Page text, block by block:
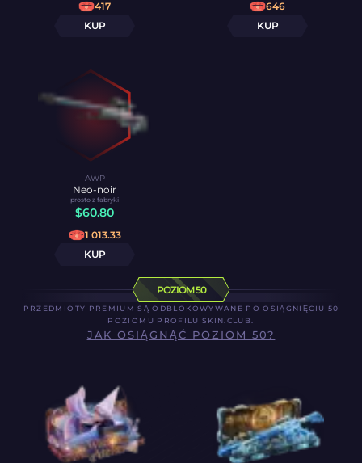
417
KUP
646
KUP
AWP
Neo-noir
prosto z fabryki
$60.80
1 013.33
KUP
POZIOM 50
PRZEDMIOTY PREMIUM SĄ ODBLOKOWYWANE PO OSIĄGNIĘCIU 50
POZIOMU PROFILU SKIN.CLUB.
JAK OSIĄGNĄĆ POZIOM 50?